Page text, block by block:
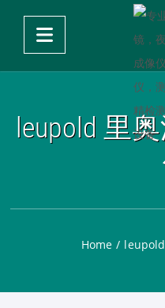
leupold 里
Home / leupold